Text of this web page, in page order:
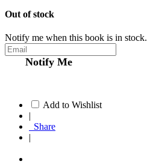
Out of stock
Notify me when this book is in stock.
Notify Me
Add to Wishlist
Share